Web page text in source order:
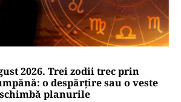
2026. Trei zodii trec prin
o despărțire sau o veste
planurile